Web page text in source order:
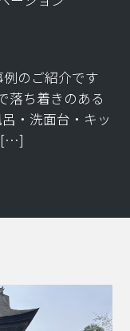
のご紹介です
落ち着きのある
・洗面台・キッ
[…]